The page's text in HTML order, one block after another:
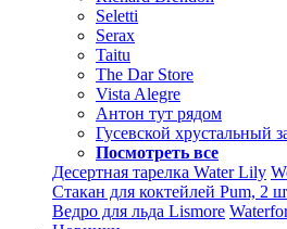
Seletti
Serax
Taitu
The Dar Store
Vista Alegre
Антон тут рядом
Гусевской хрустальный
Посмотреть все
Десертная тарелка Water Lily
Стакан для коктейлей Pum, 2
Ведро для льда Lismore